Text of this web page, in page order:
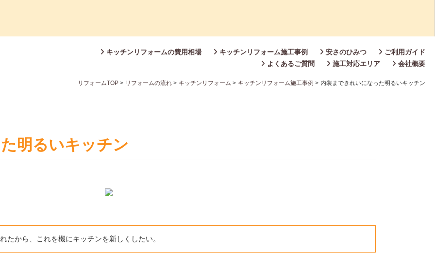
キッチンリフォームの費用相場 キッチンリフォーム施工事例 安さのひみつ
ご利用ガイド
よくあるご質問
施工対応エリア 会社概要
リフォームTOP > リフォームの流れ > キッチンリフォーム > キッチンリフォーム施工事例 > 内装まできれいになった明るいキッチン
明るいキッチン
たから、これを機にキッチンを新しくしたい。